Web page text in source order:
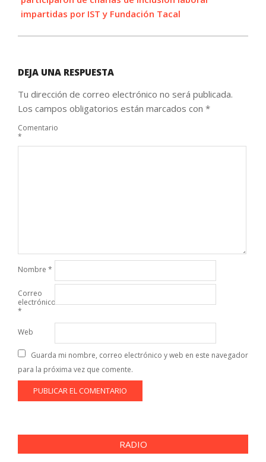
impartidas por IST y Fundación Tacal
DEJA UNA RESPUESTA
Tu dirección de correo electrónico no será publicada.
Los campos obligatorios están marcados con *
Comentario
*
Nombre *
Correo
electrónico
*
Web
Guarda mi nombre, correo electrónico y web en este navegador
para la próxima vez que comente.
RADIO